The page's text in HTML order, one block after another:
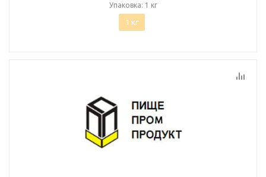
Упаковка: 1 кг
1 кг